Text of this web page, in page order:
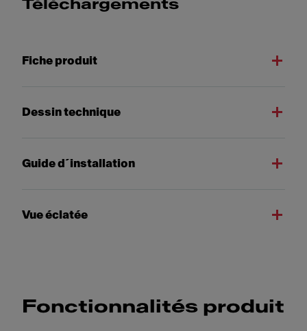
Téléchargements
Fiche produit
Dessin technique
Guide d´installation
Vue éclatée
Fonctionnalités produit